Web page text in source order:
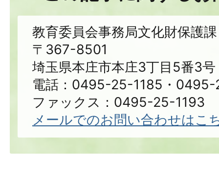
教育委員会事務局文化財保護課
〒367-8501
埼玉県本庄市本庄3丁目5番3号
電話：0495-25-1185・0495-
ファックス：0495-25-1193
メールでのお問い合わせはこ